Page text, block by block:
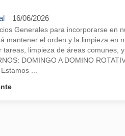
16/06/2026
Generales para incorporarse en
mantener el orden y la limpieza en
tareas, limpieza de áreas comunes,
DOMINGO A DOMINO
...